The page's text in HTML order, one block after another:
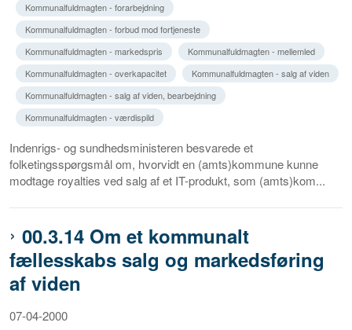
Kommunalfuldmagten - forarbejdning
Kommunalfuldmagten - forbud mod fortjeneste
Kommunalfuldmagten - markedspris
Kommunalfuldmagten - mellemled
Kommunalfuldmagten - overkapacitet
Kommunalfuldmagten - salg af viden
Kommunalfuldmagten - salg af viden, bearbejdning
Kommunalfuldmagten - værdispild
Indenrigs- og sundhedsministeren besvarede et
folketingsspørgsmål om, hvorvidt en (amts)kommune kunne
modtage royalties ved salg af et IT-produkt, som (amts)kom...
00.3.14 Om et kommunalt
fællesskabs salg og markedsføring
af viden
07-04-2000